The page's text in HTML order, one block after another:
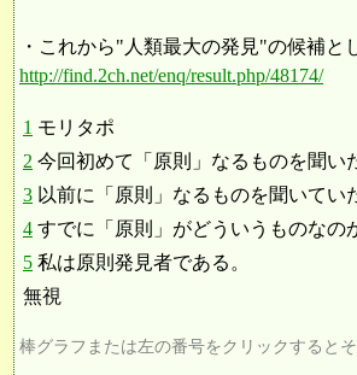
・これから"人類最大の発見"の候補と
http://find.2ch.net/enq/result.php/48174/
1 モリタポ
2 今回初めて「原則」なるものを聞い
3 以前に「原則」なるものを聞いてい
4 すでに「原則」がどういうものなの
5 私は原則発見者である。
無視
棒グラフまたは左の番号をクリックすると